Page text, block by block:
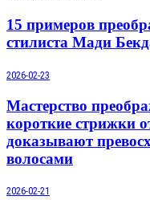
15 примеров
стилиста Мади
2026-02-23
Мастерство
короткие стрижки
доказывают
волосами
2026-02-21